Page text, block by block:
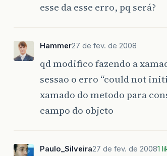
esse da esse erro, pq será?
Hammer27 de fev. de 2008
qd modifico fazendo a
sessao o erro “could not
xamado do metodo para
campo do objeto
Paulo_Silveira27 de fev. de 20081